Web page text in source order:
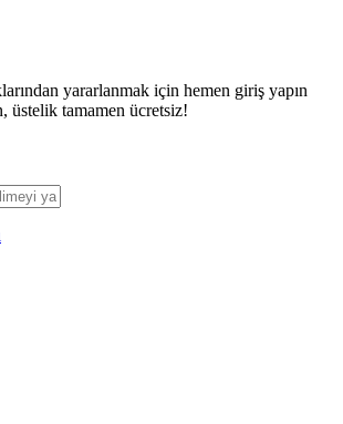
yararlanmak için hemen giriş yapın
üstelik tamamen ücretsiz!